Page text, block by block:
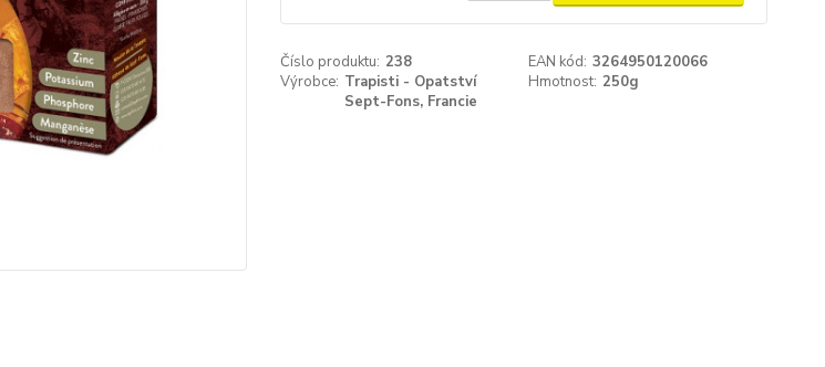
Číslo produktu: 238 EAN kód: 3264950120066
Výrobce: Trapisti - Opatství
Sept-Fons, Francie
Hmotnost: 250g